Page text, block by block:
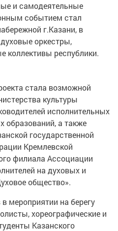
и самодеятельные
событием стал
г.Казани, в
оркестры,
коллективы республики.
стала возможной
культуры
исполнительных
образований, а также
государственной
Кремлевской
филиала Ассоциации
на духовых и
общество».
мероприятии на берегу
хореографические и
Казанского